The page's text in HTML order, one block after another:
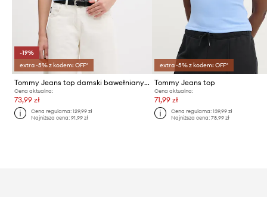
-19%
extra -5% z kodem: OFF*
Tommy Jeans top damski bawełniany z elastanem
Cena aktualna:
73,99 zł
Cena regularna:129,99 zł
Najniższa cena:91,99 zł
extra -5% z kodem: OFF*
Tommy Jeans top
Cena aktualna:
71,99 zł
Cena regularna: 139,99 zł
Najniższa cena: 78,99 zł